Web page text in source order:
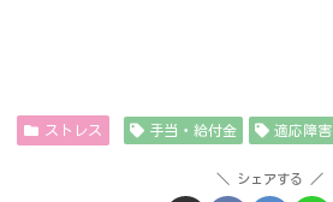
ストレス 手当・給付金 適応障害
シェアする